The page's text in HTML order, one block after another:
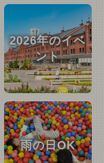
2026年のイベ
ント
雨の日OK